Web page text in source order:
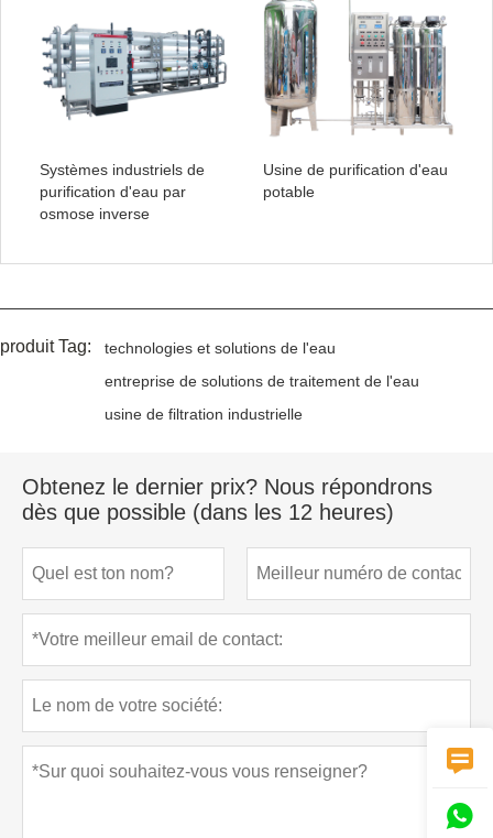
Systèmes industriels de
purification d'eau par
osmose inverse
Usine de purification d'eau
potable
produit Tag:
technologies et solutions de l'eau
entreprise de solutions de traitement de l'eau
usine de filtration industrielle
Obtenez le dernier prix? Nous répondrons
dès que possible (dans les 12 heures)

